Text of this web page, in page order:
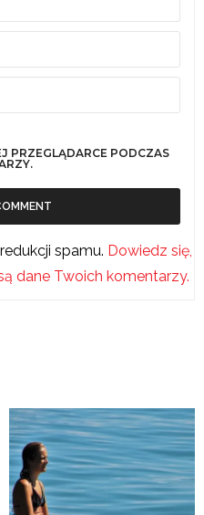
PRZEGLĄDARCE PODCZAS
spamu. Dowiedz się,
dane Twoich komentarzy.